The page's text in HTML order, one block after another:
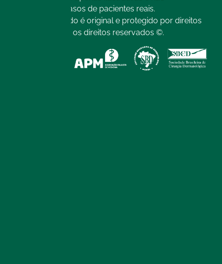
representam casos de pacientes reais.
Todo o conteúdo é original e protegido por direitos
autorais. Todos os direitos reservados ©.